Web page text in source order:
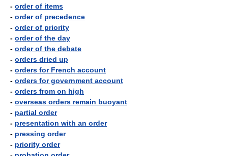
- order of items
- order of precedence
- order of priority
- order of the day
- order of the debate
- orders dried up
- orders for French account
- orders for government account
- orders from on high
- overseas orders remain buoyant
- partial order
- presentation with an order
- pressing order
- priority order